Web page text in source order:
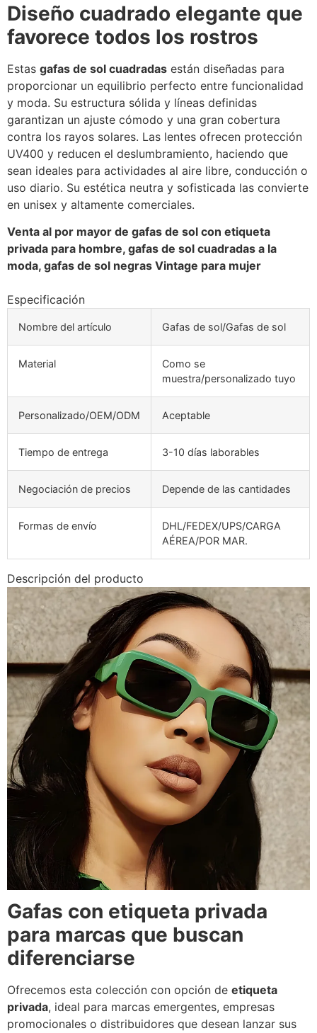
Diseño cuadrado elegante que
favorece todos los rostros
Estas gafas de sol cuadradas están diseñadas para
proporcionar un equilibrio perfecto entre funcionalidad
y moda. Su estructura sólida y líneas definidas
garantizan un ajuste cómodo y una gran cobertura
contra los rayos solares. Las lentes ofrecen protección
UV400 y reducen el deslumbramiento, haciendo que
sean ideales para actividades al aire libre, conducción o
uso diario. Su estética neutra y sofisticada las convierte
en unisex y altamente comerciales.
Venta al por mayor de gafas de sol con etiqueta
privada para hombre, gafas de sol cuadradas a la
moda, gafas de sol negras Vintage para mujer
Especificación
Nombre del artículo Gafas de sol/Gafas de sol
Material
Como se
muestra/personalizado tuyo
Personalizado/OEM/ODM Aceptable
Tiempo de entrega 3-10 días laborables
Negociación de precios Depende de las cantidades
Formas de envío
DHL/FEDEX/UPS/CARGA
AÉREA/POR MAR.
Descripción del producto
Gafas con etiqueta privada
para marcas que buscan
diferenciarse
Ofrecemos esta colección con opción de etiqueta
privada, ideal para marcas emergentes, empresas
promocionales o distribuidores que desean lanzar sus